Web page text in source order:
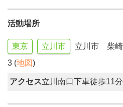
活動場所
東京 立川市
立川市 柴
3 (地図)
アクセス立川南口下車徒歩11分